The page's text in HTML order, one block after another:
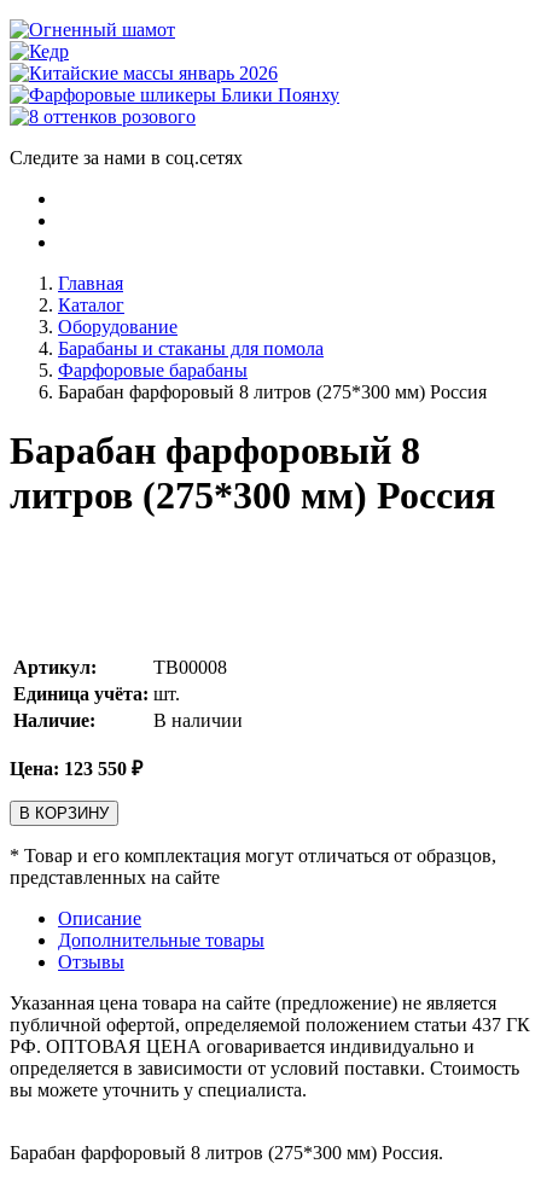
Следите за нами в соц.сетях
Главная
Каталог
Оборудование
Барабаны и стаканы для помола
Фарфоровые барабаны
Барабан фарфоровый 8 литров (275*300 мм) Россия
Барабан фарфоровый 8
литров (275*300 мм) Россия
Артикул:
TB00008
Единица учёта: шт.
Наличие:
В наличии
Цена: 123 550 ₽
В КОРЗИНУ
* Товар и его комплектация могут отличаться от образцов,
представленных на сайте
Описание
Дополнительные товары
Отзывы
Указанная цена товара на сайте (предложение) не является
публичной офертой, определяемой положением статьи 437 ГК
РФ. ОПТОВАЯ ЦЕНА оговаривается индивидуально и
определяется в зависимости от условий поставки. Стоимость
вы можете уточнить у специалиста.
Барабан фарфоровый 8 литров (275*300 мм) Россия.